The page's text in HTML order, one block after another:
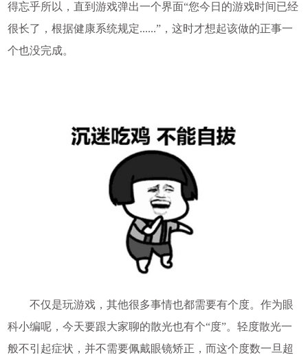
得忘乎所以，直到游戏弹出一个界面“您今日的游戏时间已经
很长了，根据健康系统规定......”，这时才想起该做的正事一
个也没完成。
不仅是玩游戏，其他很多事情也都需要有个度。作为眼
科小编呢，今天要跟大家聊的散光也有个“度”。轻度散光一
般不引起症状，并不需要佩戴眼镜矫正，而这个度数一旦超